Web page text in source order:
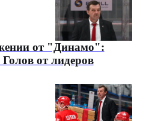
от "Динамо":
Голов от лидеров